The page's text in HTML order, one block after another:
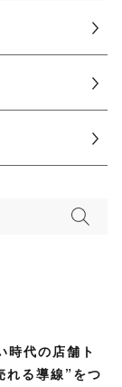
時代の店舗ト
れる導線”をつ